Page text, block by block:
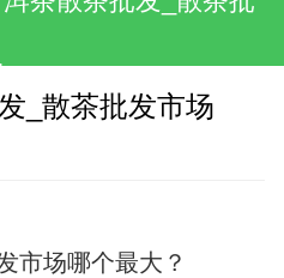
_散茶批发市场
市场哪个最大？